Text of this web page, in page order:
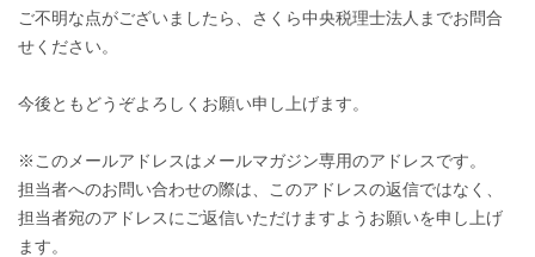
ご不明な点がございましたら、さくら中央税理士法人までお問合
せください。
今後ともどうぞよろしくお願い申し上げます。
※このメールアドレスはメールマガジン専用のアドレスです。
担当者へのお問い合わせの際は、このアドレスの返信ではなく、
担当者宛のアドレスにご返信いただけますようお願いを申し上げ
ます。